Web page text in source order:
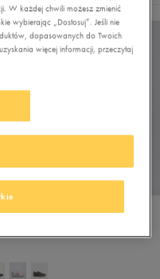
W każdej chwili możesz zmienić
wybierając „Dostosuj”. Jeśli nie
dopasowanych do Twoich
więcej informacji, przeczytaj